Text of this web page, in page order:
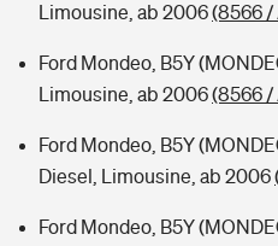
Limousine, ab 2006(8566 /
Ford Mondeo, B5Y
Limousine, ab 2006(8566 /
Ford Mondeo, B5Y
Diesel, Limousine, ab 2006
Ford Mondeo, B5Y